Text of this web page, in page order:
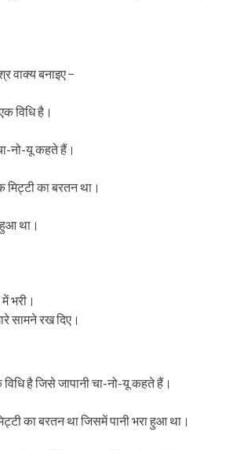
वाक्य बनाइए −
विधि है।
नो-यू कहते हैं।
का बरतन था।
हुआ था।
भरी।
सामने रख दिए।
है जिसे जापानी चा-नो-यू कहते हैं।
का बरतन था जिसमें पानी भरा हुआ था।